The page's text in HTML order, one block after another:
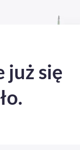
już się